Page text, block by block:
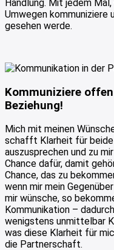
Handlung. Mit jedem
Umwegen kommuniziere
gesehen werde.
Kommuniziere
Beziehung!
Mich mit meinen
schafft Klarheit für
auszusprechen und zu
Chance dafür, damit
Chance, das zu
wenn mir mein
mir wünsche, so
Kommunikation –
wenigstens unmittelbar
was diese Klarheit für
die Partnerschaft.